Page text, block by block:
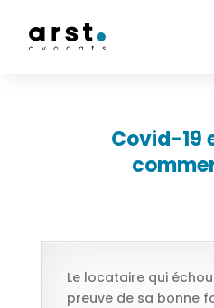
Covid-19
Le locataire qui
preuve de sa bonne